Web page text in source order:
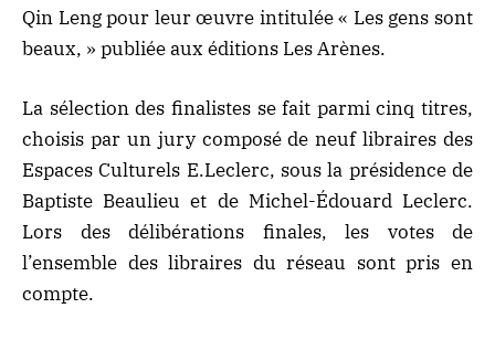
Qin Leng pour leur œuvre intitulée « Les gens sont
beaux, » publiée aux éditions Les Arènes.
La sélection des finalistes se fait parmi cinq titres,
choisis par un jury composé de neuf libraires des
Espaces Culturels E.Leclerc, sous la présidence de
Baptiste Beaulieu et de Michel-Édouard Leclerc.
Lors des délibérations finales, les votes de
l’ensemble des libraires du réseau sont pris en
compte.